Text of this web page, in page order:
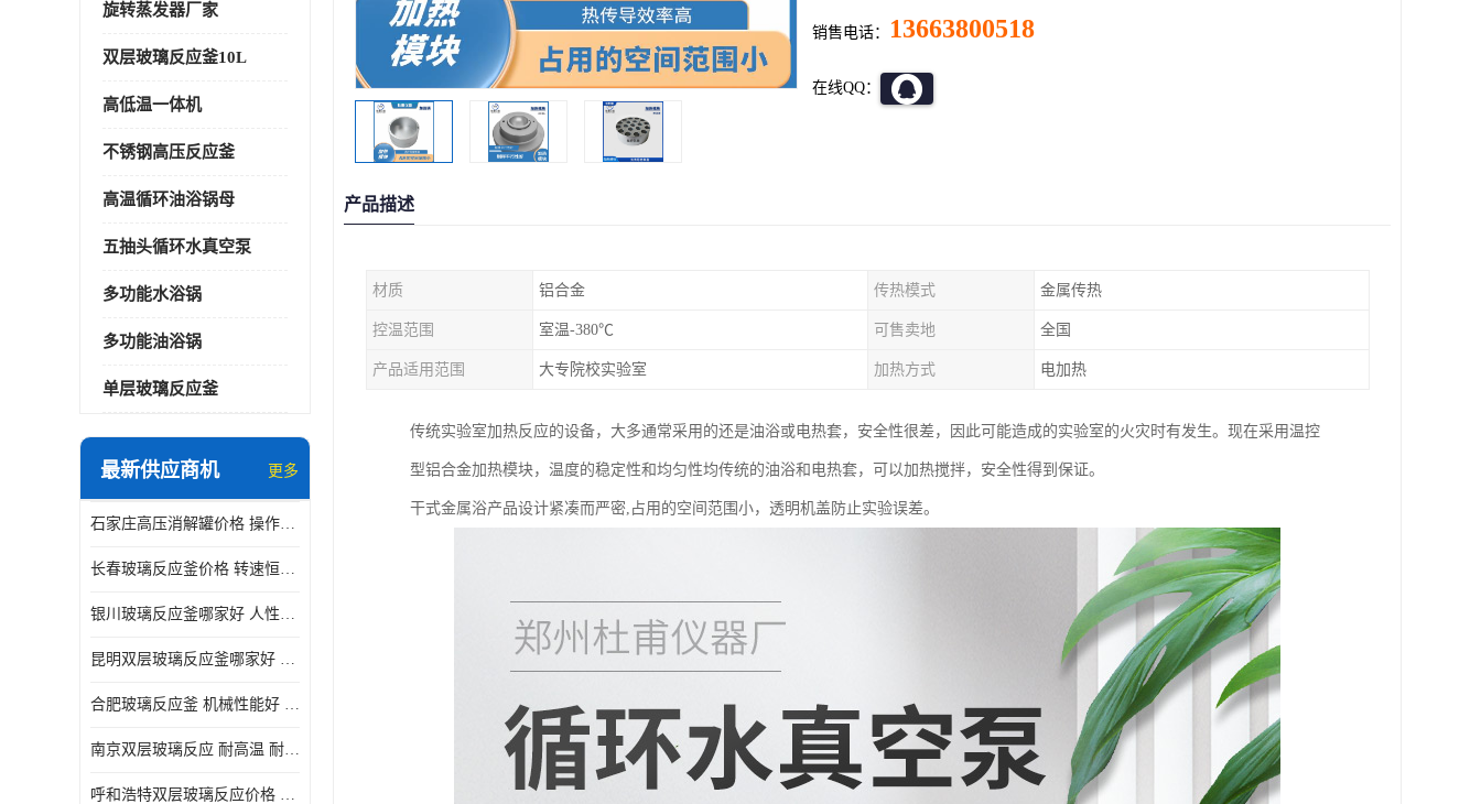
旋转蒸发器厂家
双层玻璃反应釜10L
高低温一体机
不锈钢高压反应釜
高温循环油浴锅母
五抽头循环水真空泵
多功能水浴锅
多功能油浴锅
单层玻璃反应釜
最新供应商机 更多
石家庄高压消解罐价格 操作简单 使用安全
长春玻璃反应釜价格 转速恒定 机械性能好
银川玻璃反应釜哪家好 人性化设计 可连续工作
昆明双层玻璃反应釜哪家好 人性化设计 可连续工作 机械性能好
合肥玻璃反应釜 机械性能好 可连续工作
南京双层玻璃反应 耐高温 耐腐蚀 空载不宜高速运转
呼和浩特双层玻璃反应价格 安全稳定 机械性能好
销售电话： 13663800518
在线QQ：
产品描述
材质 铝合金 传热模式 金属传热
控温范围 室温-380℃ 可售卖地 全国
产品适用范围 大专院校实验室 加热方式 电加热
传统实验室加热反应的设备，大多通常采用的还是油浴或电热套，安全性很差，因此可能造成的实验室的火灾时有发生。现在采用温控
型铝合金加热模块，温度的稳定性和均匀性均传统的油浴和电热套，可以加热搅拌，安全性得到保证。
干式金属浴产品设计紧凑而严密,占用的空间范围小，透明机盖防止实验误差。